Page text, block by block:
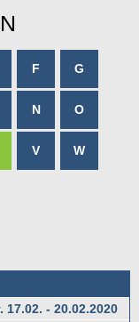
F G
N O
V W
- 20.02.2020